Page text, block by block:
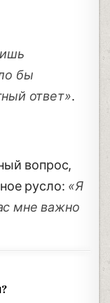
бы
ответ».
вопрос,
русло: «Я
мне важно